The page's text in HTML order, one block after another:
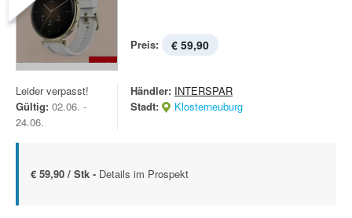
Preis: € 59,90
Leider verpasst!
Gültig: 02.06. -
24.06.
Händler: INTERSPAR
Stadt:
Klosterneuburg
€ 59,90 / Stk - Details im Prospekt